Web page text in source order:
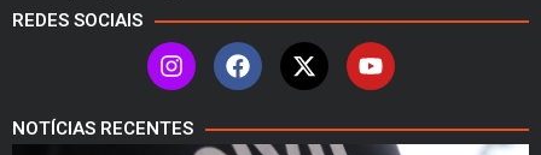
REDES SOCIAIS
NOTÍCIAS RECENTES